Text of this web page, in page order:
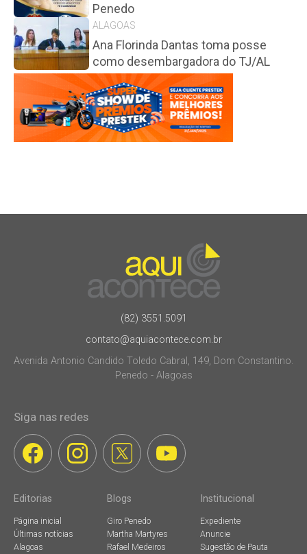
Penedo
ALAGOAS
Ana Florinda Dantas toma posse
como desembargadora do TJ/AL
(82) 3551.5091
contato@aquiacontece.com.br
Avenida Antonio Candido Toledo Cabral, 149, Dom Constantino.
Penedo - Alagoas
Siga nas redes
Editorias
Página inicial
Últimas notícias
Alagoas
Blogs
Giro Penedo
Martha Martyres
Rafael Medeiros
Institucional
Expediente
Anuncie
Sugestão de Pauta